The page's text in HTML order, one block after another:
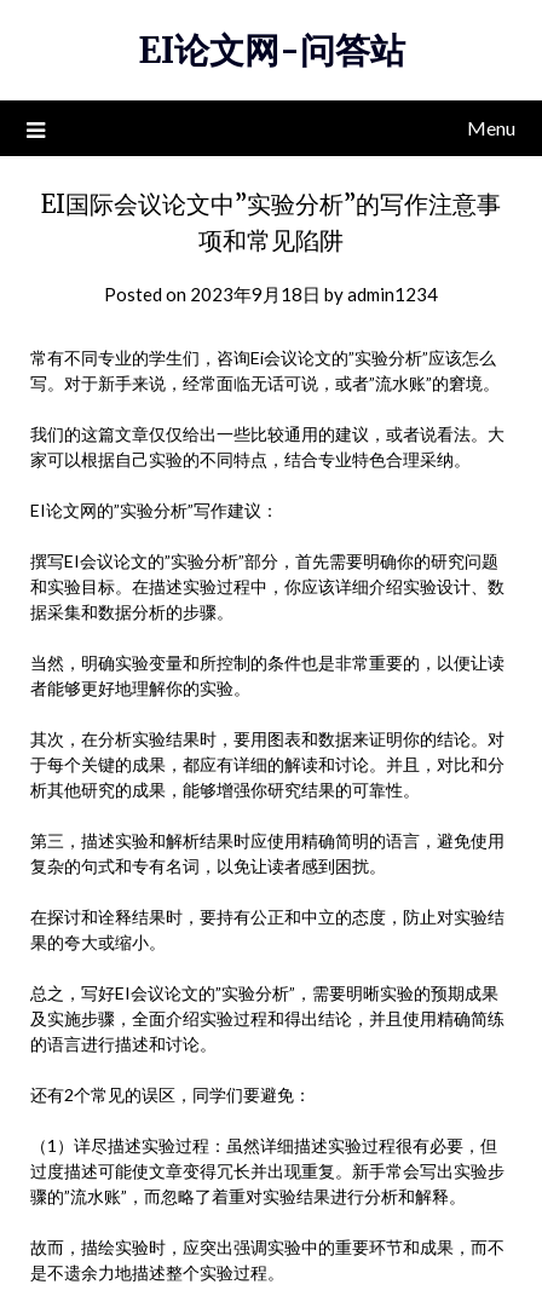
EI论文网-问答站
Menu
EI国际会议论文中”实验分析”的写作注意事
项和常见陷阱
Posted on 2023年9月18日 byadmin1234
常有不同专业的学生们，咨询Ei会议论文的”实验分析”应该怎么
写。对于新手来说，经常面临无话可说，或者”流水账”的窘境。
我们的这篇文章仅仅给出一些比较通用的建议，或者说看法。大
家可以根据自己实验的不同特点，结合专业特色合理采纳。
EI论文网的”实验分析”写作建议：
撰写EI会议论文的”实验分析”部分，首先需要明确你的研究问题
和实验目标。在描述实验过程中，你应该详细介绍实验设计、数
据采集和数据分析的步骤。
当然，明确实验变量和所控制的条件也是非常重要的，以便让读
者能够更好地理解你的实验。
其次，在分析实验结果时，要用图表和数据来证明你的结论。对
于每个关键的成果，都应有详细的解读和讨论。并且，对比和分
析其他研究的成果，能够增强你研究结果的可靠性。
第三，描述实验和解析结果时应使用精确简明的语言，避免使用
复杂的句式和专有名词，以免让读者感到困扰。
在探讨和诠释结果时，要持有公正和中立的态度，防止对实验结
果的夸大或缩小。
总之，写好EI会议论文的”实验分析”，需要明晰实验的预期成果
及实施步骤，全面介绍实验过程和得出结论，并且使用精确简练
的语言进行描述和讨论。
还有2个常见的误区，同学们要避免：
（1）详尽描述实验过程：虽然详细描述实验过程很有必要，但
过度描述可能使文章变得冗长并出现重复。新手常会写出实验步
骤的”流水账”，而忽略了着重对实验结果进行分析和解释。
故而，描绘实验时，应突出强调实验中的重要环节和成果，而不
是不遗余力地描述整个实验过程。